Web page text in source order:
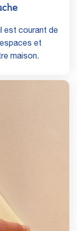
est courant de
et
maison.